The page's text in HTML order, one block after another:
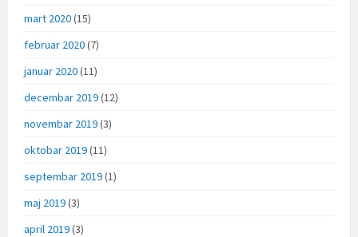
mart 2020(15)
februar 2020(7)
januar 2020(11)
decembar 2019(12)
novembar 2019(3)
oktobar 2019(11)
septembar 2019(1)
maj 2019(3)
april 2019(3)